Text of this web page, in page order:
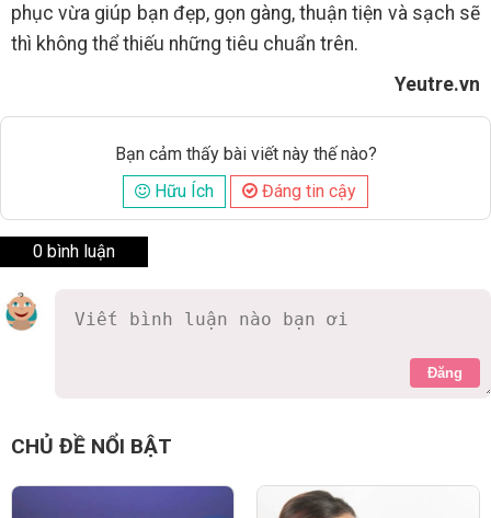
phục vừa giúp bạn đẹp, gọn gàng, thuận tiện và sạch sẽ
thì không thể thiếu những tiêu chuẩn trên.
Yeutre.vn
Bạn cảm thấy bài viết này thế nào?
Hữu Ích
Đáng tin cậy
0 bình luận
Đăng
CHỦ ĐỀ NỔI BẬT